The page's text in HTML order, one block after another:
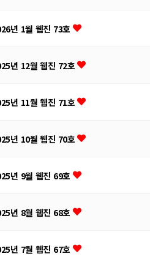
년 1월 웹진 73호
년 12월 웹진 72호
년 11월 웹진 71호
년 10월 웹진 70호
년 9월 웹진 69호
년 8월 웹진 68호
년 7월 웹진 67호